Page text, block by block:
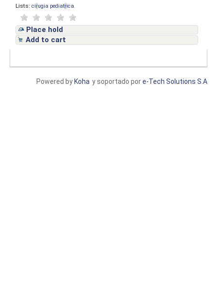
Lists: cirugia pediatrica
Place hold
Add to cart
y soportado pore-Tech Solutions S.A
Powered by Koha